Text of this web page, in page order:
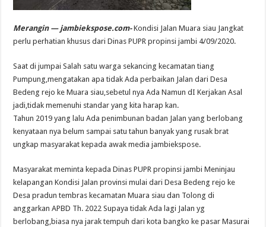
Merangin — jambiekspose.com-Kondisi Jalan Muara siau Jangkat
perlu perhatian khusus dari Dinas PUPR propinsi jambi 4/09/2020.
Saat di jumpai Salah satu warga sekancing kecamatan tiang
Pumpung,mengatakan apa tidak Ada perbaikan Jalan dari Desa
Bedeng rejo ke Muara siau,sebetul nya Ada Namun dI Kerjakan Asal
jadi,tidak memenuhi standar yang kita harap kan.
Tahun 2019 yang lalu Ada penimbunan badan Jalan yang berlobang
kenyataan nya belum sampai satu tahun banyak yang rusak brat
ungkap masyarakat kepada awak media jambiekspose.
Masyarakat meminta kepada Dinas PUPR propinsi jambi Meninjau
kelapangan Kondisi Jalan provinsi mulai dari Desa Bedeng rejo ke
Desa pradun tembras kecamatan Muara siau dan Tolong di
anggarkan APBD Th. 2022 Supaya tidak Ada lagi Jalan yg
berlobang,biasa nya jarak tempuh dari kota bangko ke pasar Masurai